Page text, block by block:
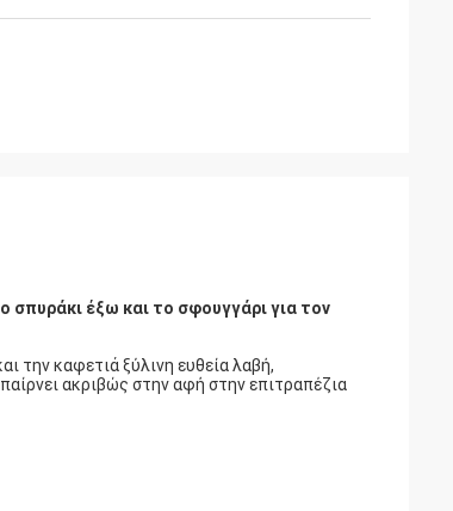
σπυράκι έξω και το σφουγγάρι για τον
την καφετιά ξύλινη ευθεία λαβή,
ακριβώς στην αφή στην επιτραπέζια